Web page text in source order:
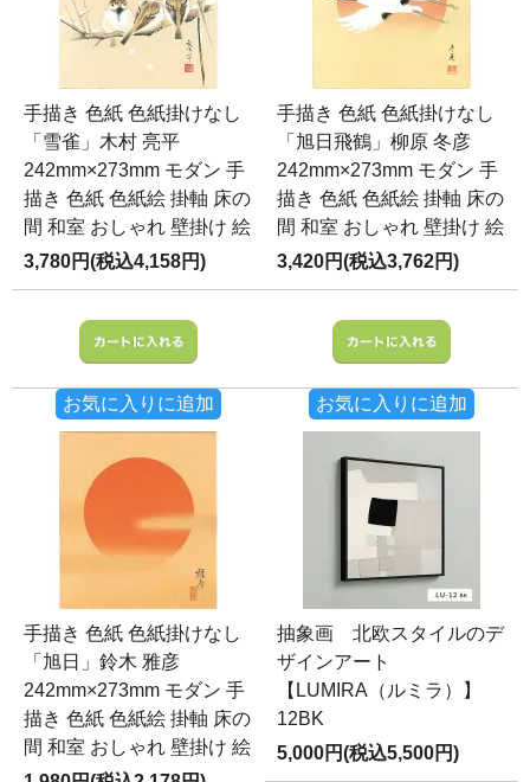
手描き 色紙 色紙掛けなし
「雪雀」木村 亮平
242mm×273mm モダン 手
描き 色紙 色紙絵 掛軸 床の
間 和室 おしゃれ 壁掛け 絵
3,780円(税込4,158円)
お気に入りに追加
手描き 色紙 色紙掛けなし
「旭日飛鶴」柳原 冬彦
242mm×273mm モダン 手
描き 色紙 色紙絵 掛軸 床の
間 和室 おしゃれ 壁掛け 絵
3,420円(税込3,762円)
お気に入りに追加
手描き 色紙 色紙掛けなし
「旭日」鈴木 雅彦
242mm×273mm モダン 手
描き 色紙 色紙絵 掛軸 床の
間 和室 おしゃれ 壁掛け 絵
抽象画 北欧スタイルのデ
ザインアート
【LUMIRA（ルミラ）】
12BK
5,000円(税込5,500円)